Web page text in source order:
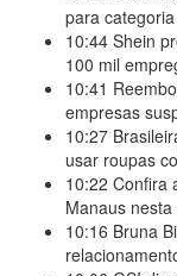
para categoria
10:44 Shein
100 mil
10:41
empresas
10:27
usar roupas
10:22 Confira
Manaus
10:16 Bruna